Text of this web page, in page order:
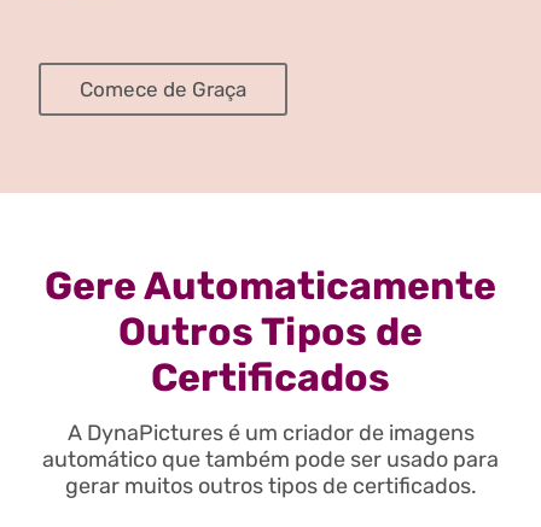
Comece de Graça
Gere Automaticamente
Outros Tipos de
Certificados
A DynaPictures é um criador de imagens
automático que também pode ser usado para
gerar muitos outros tipos de certificados.